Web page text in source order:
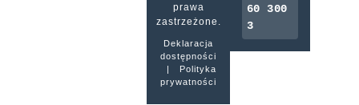
prawa
zastrzeżone.
Deklaracja
dostępności
Polityka
prywatności
60 300
3